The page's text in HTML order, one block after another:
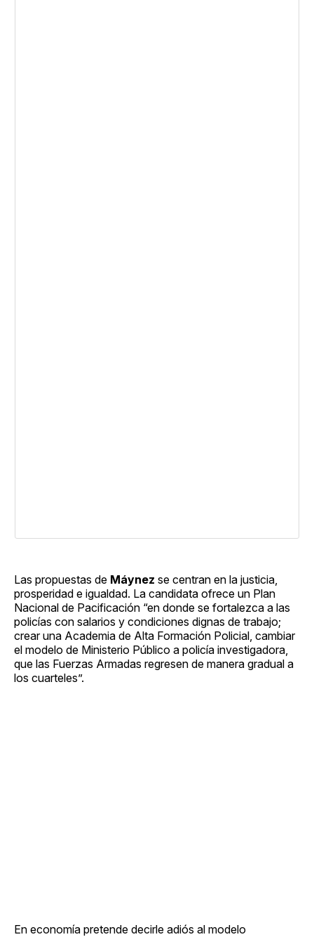
Las propuestas de Máynez se centran en la justicia,
prosperidad e igualdad. La candidata ofrece un Plan
Nacional de Pacificación “en donde se fortalezca a las
policías con salarios y condiciones dignas de trabajo;
crear una Academia de Alta Formación Policial, cambiar
el modelo de Ministerio Público a policía investigadora,
que las Fuerzas Armadas regresen de manera gradual a
los cuarteles”.
En economía pretende decirle adiós al modelo